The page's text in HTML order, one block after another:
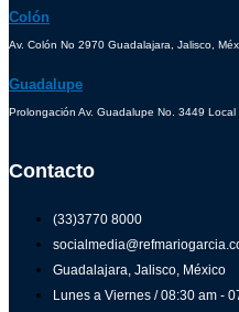
Colón
Av. Colón No 2970 Guadalajara, Jalisco,
Guadalupe
Prolongación Av. Guadalupe No. 3449
Contacto
(33)3770 8000
Guadalajara, Jalisco, México
Lunes a Viernes / 08:30 am -